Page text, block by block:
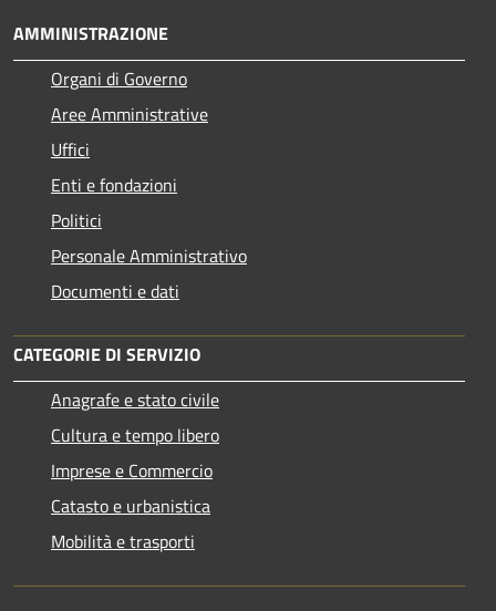
AMMINISTRAZIONE
Organi di Governo
Aree Amministrative
Uffici
Enti e fondazioni
Politici
Personale Amministrativo
Documenti e dati
CATEGORIE DI SERVIZIO
Anagrafe e stato civile
Cultura e tempo libero
Imprese e Commercio
Catasto e urbanistica
Mobilità e trasporti